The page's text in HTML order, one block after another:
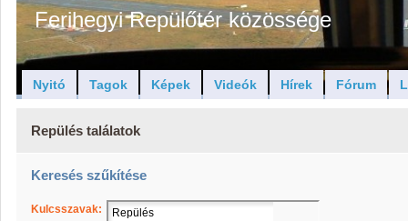
Ferihegyi Repülőtér közössége
Nyitó Tagok Képek Videók Hírek Fórum
Repülés találatok
Keresés szűkítése
Kulcsszavak: